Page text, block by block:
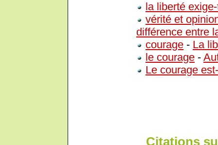
la liberté
vérité et
différence entre
courage - La
le courage -
Le courage
Citations